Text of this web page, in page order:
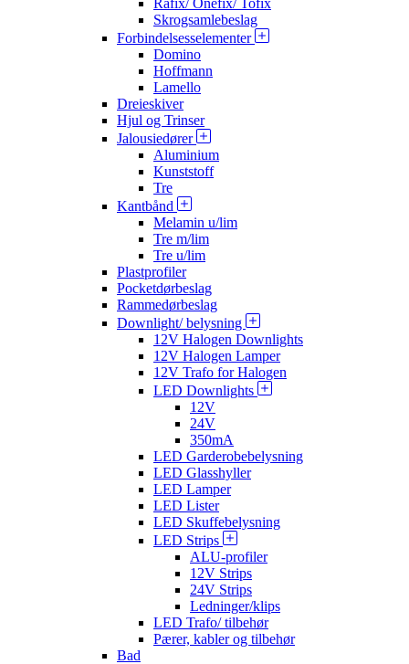
Rafix/ Onefix/ Tofix
Skrogsamlebeslag
Forbindelsesselementer
Domino
Hoffmann
Lamello
Dreieskiver
Hjul og Trinser
Jalousiedører
Aluminium
Kunststoff
Tre
Kantbånd
Melamin u/lim
Tre m/lim
Tre u/lim
Plastprofiler
Pocketdørbeslag
Rammedørbeslag
Downlight/ belysning
12V Halogen Downlights
12V Halogen Lamper
12V Trafo for Halogen
LED Downlights
12V
24V
350mA
LED Garderobebelysning
LED Glasshyller
LED Lamper
LED Lister
LED Skuffebelysning
LED Strips
ALU-profiler
12V Strips
24V Strips
Ledninger/klips
LED Trafo/ tilbehør
Pærer, kabler og tilbehør
Bad